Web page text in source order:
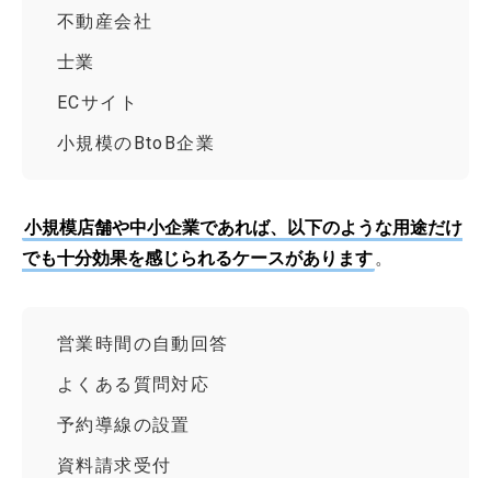
不動産会社
士業
ECサイト
小規模のBtoB企業
小規模店舗や中小企業であれば、以下のような用途だけ
でも十分効果を感じられるケースがあります。
営業時間の自動回答
よくある質問対応
予約導線の設置
資料請求受付